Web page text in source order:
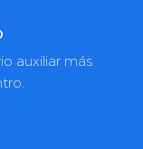
auxiliar más